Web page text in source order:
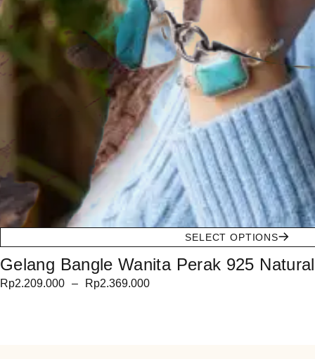
SELECT OPTIONS
Gelang Bangle Wanita Perak 925
Rp2.209.000 – Rp2.369.000